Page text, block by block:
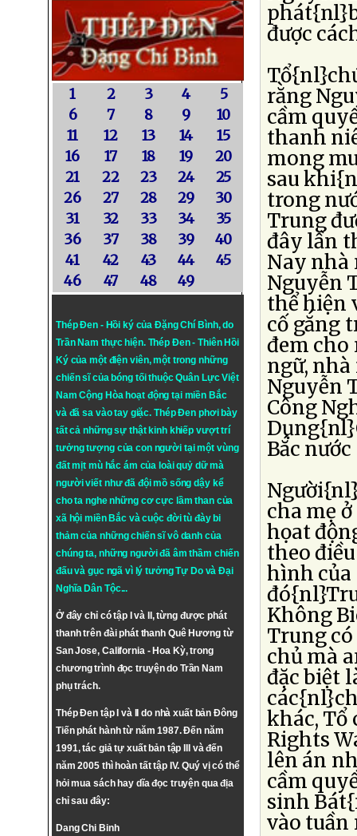
1 2 3 4
5
6
7 8 9
10
11
12 13 14
15
16
17 18 19
20
21
22 23 24
25
26
27 28 29
30
31
32 33 34
35
36
37 38 39
40
41
42 43 44
45
46
47 48 49
Thép Đen - Hồi ký của Đặng Chí Bình, do
Trần Nam thực hiện. Thép Đen- Thiên Hồi
Ký của một điện viên, một trong những
chiến sĩ của bóng tối thuộc Quân Lực Việt
Nam Cộng Hòa hoạt động tại miền Bắc
và đã sa vào tay giặc. Thép Đen phơi bày
tất cả những sự thật kinh khiếp vượt trí
tưởng tượng của con người tại một vùng
đất mịt mù hắc ám của loài quỷ dữ mà
người viết như đã đội mồ sống dậy kể
cho ta nghe những cơ cực lầm than của
xã hội miền Bắc và cuộc đời tù đày bi
thảm của những chiến sĩ vô danh của
chúng ta, những người đã âm thầm chiến
đấu và gục ngã vì lý tưởngTự DovàĐại
Nghĩa Dân Tộc...
Ở đây chỉ có tập I và II, từng được phát
thanh trên đài phát thanh Quê Hương từ
San Jose, California - Hoa Kỳ, trong
chương trình đọc truyện do Trần Nam
phụ trách.
Thép Đen tập I và II do nhà xuất bản Đông
Tiến phát hành từ năm 1987. Đến năm
1991, tác giả tự xuất bản tập III và đến
năm 2005 thì hoàn tất tập IV. Quý vị có thể
hỏi mua sách hay dĩa đọc truyện qua địa
chỉ sau đây:
Dang Chi Binh
được
rằng
cầm
thanh
mong
sau
trong
Trung
đây lần
Nay nhà
Nguyễn
thể hiện
cố gắng
đem
ngữ, nhà
Nguyễn
Công
Bắc nước
cha mẹ
họat
theo
hình của
Không
Trung
chủ mà
đặc biệt
khác, Tổ
Rights
lên án
cầm
sinh
vào tuần